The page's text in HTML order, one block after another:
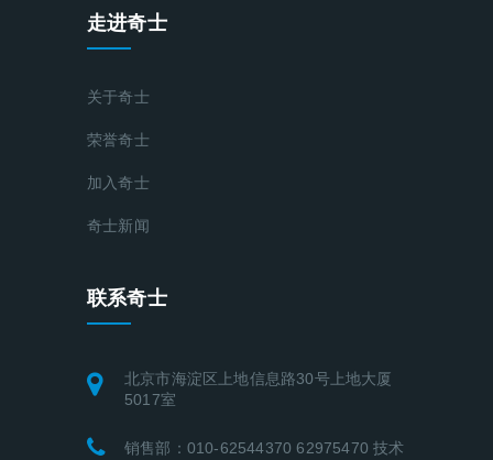
走进奇士
关于奇士
荣誉奇士
加入奇士
奇士新闻
联系奇士
北京市海淀区上地信息路30号上地大厦
5017室
销售部：010-62544370 62975470 技术